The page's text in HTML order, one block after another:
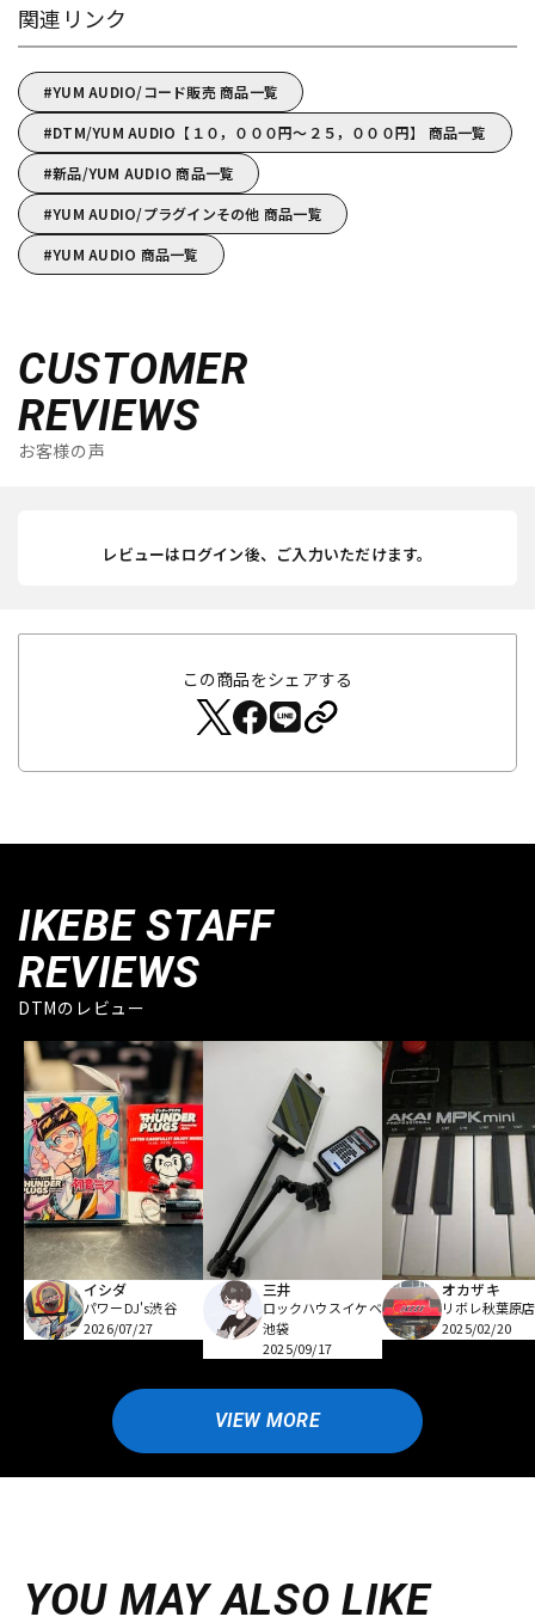
関連リンク
YUM AUDIO/コード販売 商品一覧
DTM/YUM AUDIO【１０，０００円～２５，０００円】 商品一覧
新品/YUM AUDIO 商品一覧
YUM AUDIO/プラグインその他 商品一覧
YUM AUDIO 商品一覧
CUSTOMER
REVIEWS
お客様の声
レビューはログイン後、ご入力いただけます。
この商品をシェアする
IKEBE STAFF
REVIEWS
DTMのレビュー
イシダ
パワーDJ's渋谷
2026/07/27
三井
ロックハウスイケベ
池袋
2025/09/17
オカザキ
リボレ秋葉原店
2025/02/20
VIEW MORE
YOU MAY ALSO LIKE